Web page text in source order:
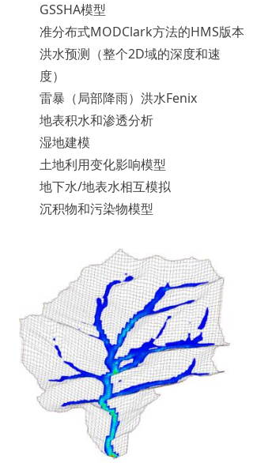
GSSHA模型
准分布式MODClark方法的HMS版本
洪水预测（整个2D域的深度和速
度）
雷暴（局部降雨）洪水Fenix
地表积水和渗透分析
湿地建模
土地利用变化影响模型
地下水/地表水相互模拟
沉积物和污染物模型